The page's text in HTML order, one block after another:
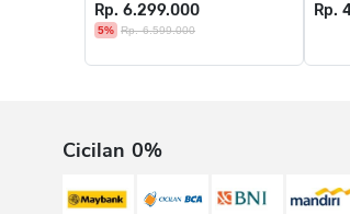
Rp. 6.299.000
5% Rp. 6.599.000
Rp.
Cicilan 0%